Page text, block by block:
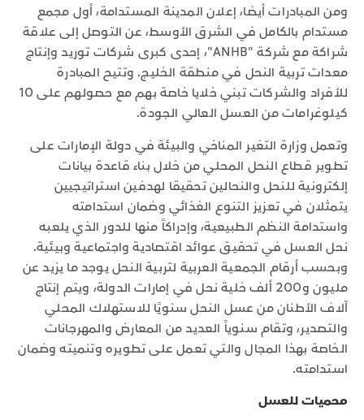
ومن المبادرات أيضا، إعلان المدينة المستدامة، أول مجمع
مستدام بالكامل في الشرق الأوسط، عن التوصل إلى علاقة
شراكة مع شركة "ANHB"، إحدى كبرى شركات توريد وإنتاج
معدات تربية النحل في منطقة الخليج. وتتيح المبادرة
للأفراد والشركات تبني خلايا خاصة بهم مع حصولهم على 10
كيلوغرامات من العسل العالي الجودة.
وتعمل وزارة التغير المناخي والبيئة في دولة الإمارات على
تطوير قطاع النحل المحلي من خلال بناء قاعدة بيانات
إلكترونية للنحل والنحالين تحقيقا لهدفين استراتيجيين
يتمثلان في تعزيز التنوع الغذائي وضمان استدامته
واستدامة النظم الطبيعية، وإدراكاً منها للدور الذي يلعبه
نحل العسل في تحقيق عوائد اقتصادية واجتماعية وبيئية.
وبحسب أرقام الجمعية العربية لتربية النحل يوجد ما يزيد عن
مليون و200 ألف خلية نحل في إمارات الدولة، ويتم إنتاج
آلاف الأطنان من عسل النحل سنويًا للاستهلاك المحلي
والتصدير، وتقام سنوياً العديد من المعارض والمهرجانات
الخاصة بهذا المجال والتي تعمل على تطويره وتنميته وضمان
استدامته.
محميات للعسل